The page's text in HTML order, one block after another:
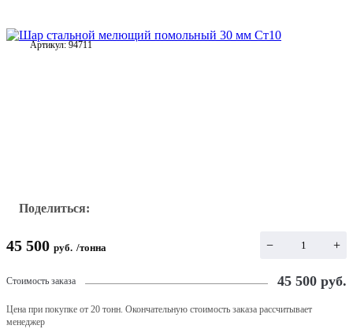
Артикул: 94711
Поделиться:
45 500 руб. /тонна − +
Стоимость заказа 45 500 руб.
Цена при покупке от 20 тонн. Окончательную стоимость заказа рассчитывает
менеджер